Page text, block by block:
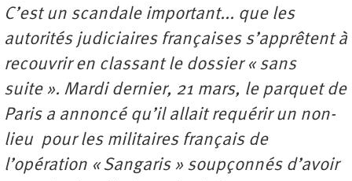
C’est un scandale important... que les
autorités judiciaires françaises s’apprêtent à
recouvrir en classant le dossier « sans
suite ». Mardi dernier, 21 mars, le parquet de
Paris a annoncé qu’il allait requérir un non-
lieu pour les militaires français de
l’opération « Sangaris » soupçonnés d’avoir